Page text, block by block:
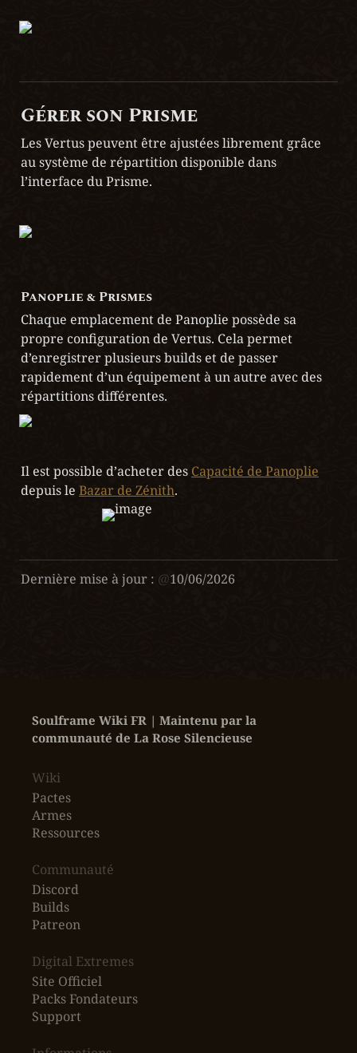
Gérer son Prisme
Les Vertus peuvent être ajustées librement grâce
au système de répartition disponible dans
l’interface du Prisme.
Panoplie & Prismes
Chaque emplacement de Panoplie possède sa
propre configuration de Vertus. Cela permet
d’enregistrer plusieurs builds et de passer
rapidement d’un équipement à un autre avec des
Il est possible d’acheter des Capacité de Panoplie
depuis le Bazar de Zénith.
Dernière mise à jour : @10/06/2026
Soulframe Wiki FR | Maintenu par la
communauté de La Rose Silencieuse
Wiki
Pactes
Armes
Ressources
‎Communauté
Discord
Builds
Patreon
Digital Extremes
Site Officiel
Packs Fondateurs
Support